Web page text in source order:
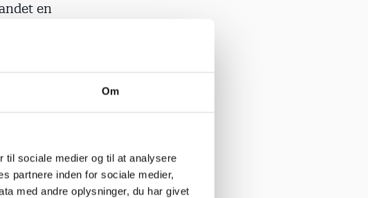
Om
til sociale medier og til at analysere
partnere inden for sociale medier,
med andre oplysninger, du har givet
en
år har fulgt
få tingene til at